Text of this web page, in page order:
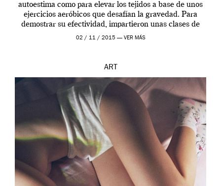
autoestima como para elevar los tejidos a base de unos
ejercicios aeróbicos que desafían la gravedad. Para
demostrar su efectividad, impartieron unas clases de
prueba en el Tate […]
02 / 11 / 2015 — VER MÁS
ART